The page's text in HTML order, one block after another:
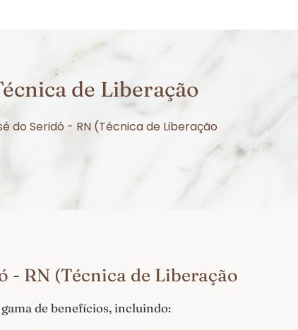
de Liberação
do Seridó - RN (Técnica de Liberação
- RN (Técnica de Liberação
de benefícios, incluindo: